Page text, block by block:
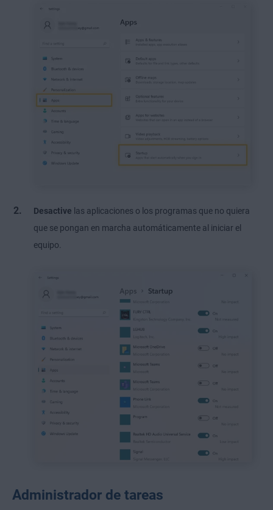
Desactive las aplicaciones o los programas que no quiera
que se pongan en marcha automáticamente al iniciar el
equipo.
Administrador de tareas